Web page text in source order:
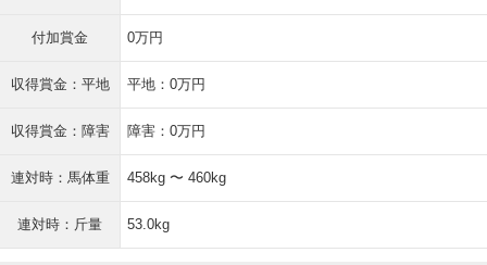
付加賞金 0万円
収得賞金：平地 平地：0万円
収得賞金：障害 障害：0万円
連対時：馬体重 458kg 〜 460kg
連対時：斤量 53.0kg